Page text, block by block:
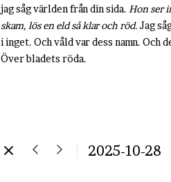
jag såg världen från din sida. Hon ser
skam, lös en eld så klar och röd. Jag
i inget. Och våld var dess namn.
Över bladets röda.
2025-10-28